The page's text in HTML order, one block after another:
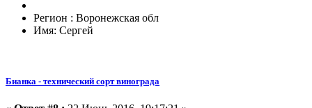
Регион : Воронежская обл
Имя: Сергей
Бианка - технический сорт винограда